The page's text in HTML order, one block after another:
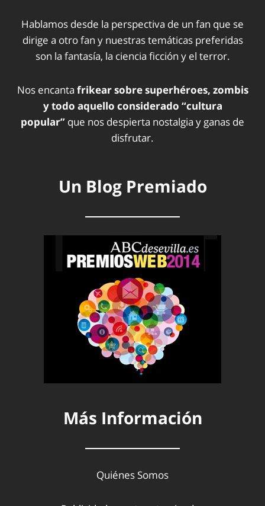
Hablamos desde la perspectiva de un fan que se
dirige a otro fan y nuestras temáticas preferidas
son la fantasía, la ciencia ficción y el terror.
Nos encanta frikear sobre superhéroes, zombis
y todo aquello considerado “cultura
popular” que nos despierta nostalgia y ganas de
disfrutar.
Un Blog Premiado
Más Información
Quiénes Somos